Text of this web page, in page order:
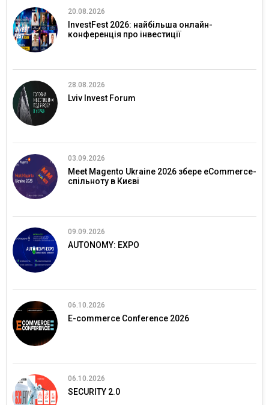
20.08.2026
InvestFest 2026: найбільша онлайн-
конференція про інвестиції
28.08.2026
Lviv Invest Forum
03.09.2026
Meet Magento Ukraine 2026 збере eCommerce-
спільноту в Києві
09.09.2026
AUTONOMY: EXPO
06.10.2026
E-commerce Conference 2026
06.10.2026
SECURITY 2.0